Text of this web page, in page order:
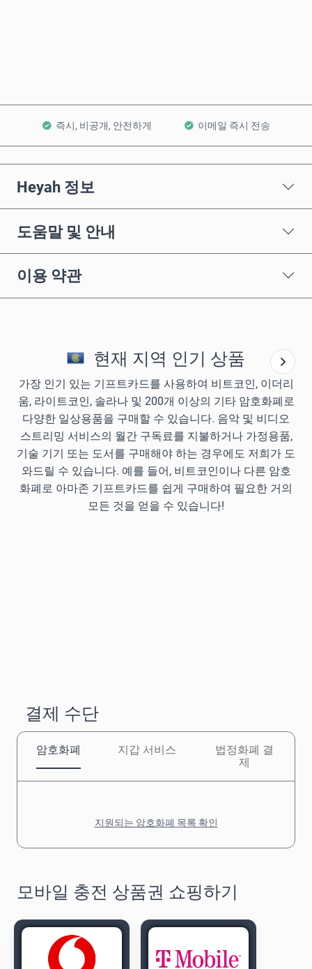
즉시, 비공개, 안전하게 이메일 즉시 전송
Heyah 정보
도움말 및 안내
이용 약관
현재 지역 인기 상품
가장 인기 있는 기프트카드를 사용하여 비트코인, 이더리
움, 라이트코인, 솔라나 및 200개 이상의 기타 암호화폐로
다양한 일상용품을 구매할 수 있습니다. 음악 및 비디오
스트리밍 서비스의 월간 구독료를 지불하거나 가정용품,
기술 기기 또는 도서를 구매해야 하는 경우에도 저희가 도
와드릴 수 있습니다. 예를 들어, 비트코인이나 다른 암호
화폐로 아마존 기프트카드를 쉽게 구매하여 필요한 거의
모든 것을 얻을 수 있습니다!
결제 수단
암호화폐 지갑 서비스
법정화폐 결
제
지원되는 암호화폐 목록 확인
모바일 충전 상품권 쇼핑하기